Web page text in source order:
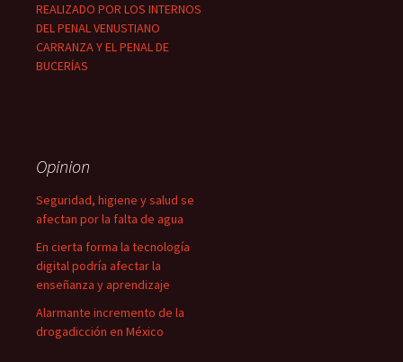
REALIZADO POR LOS INTERNOS
DEL PENAL VENUSTIANO
CARRANZA Y EL PENAL DE
BUCERÍAS
Opinion
Seguridad, higiene y salud se
afectan por la falta de agua
En cierta forma la tecnología
digital podría afectar la
enseñanza y aprendizaje
Alarmante incremento de la
drogadicción en México